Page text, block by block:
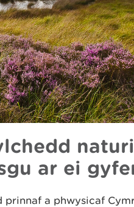
ar ei
a phwysicaf